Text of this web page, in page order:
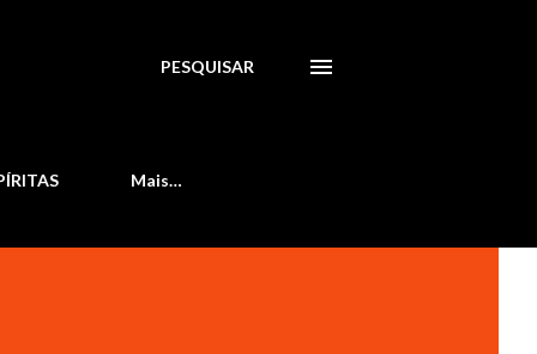
PESQUISAR
Mais…